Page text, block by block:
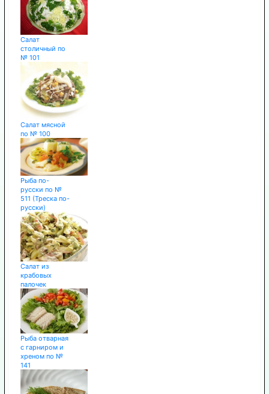
Салат
столичный по
№ 101
Салат мясной
по № 100
Рыба по-
русски по №
511 (Треска по-
русски)
Салат из
крабовых
палочек
Рыба отварная
с гарниром и
хреном по №
141